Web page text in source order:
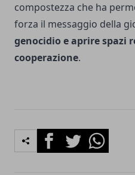
compostezza che ha
forza il messaggio della
genocidio e aprire spazi
cooperazione.
FacebookTwitterWhatsapp